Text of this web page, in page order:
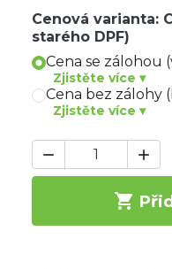
Cenová varianta:
starého DPF)
Cena se zálohou
Zjistěte více ▾
Cena bez zálohy
Zjistěte více ▾
 
